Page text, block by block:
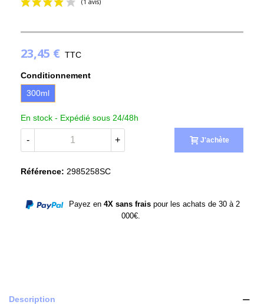
23,45 € TTC
Conditionnement
300ml
En stock - Expédié sous 24/48h
- + J'achète
Référence: 2985258SC
Payez en 4X sans fraispour les achats de 30 à 2
000€.
Description